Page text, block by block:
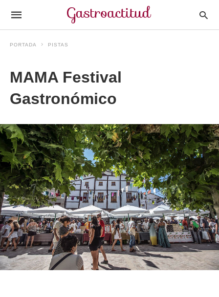
PORTADA PISTAS
MAMA Festival
Gastronómico